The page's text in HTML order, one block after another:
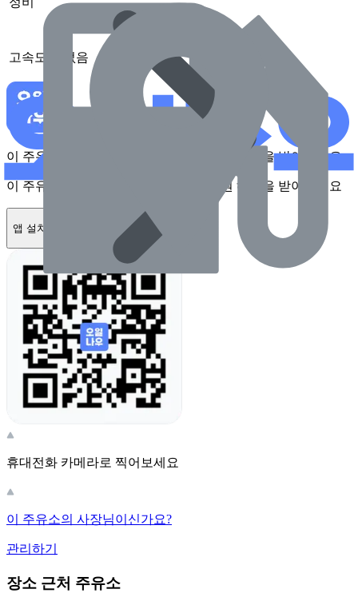
고속도로 없음
이 주유소를 앱에서 확인하고 최대 1만원 혜택을 받아보세요
이 주유소를 앱에서 확인하고 최대 1만원 혜택을 받아보세요
앱 설치하기
휴대전화 카메라로 찍어보세요
이 주유소의 사장님이신가요?
관리하기
장소 근처 주유소